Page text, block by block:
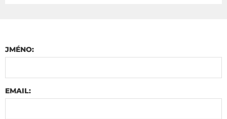
JMÉNO:
EMAIL: